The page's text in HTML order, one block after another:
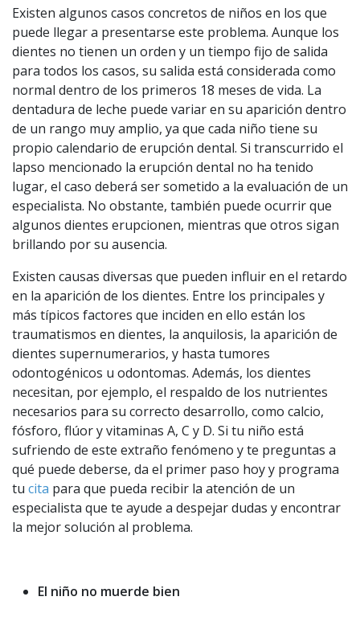
Existen algunos casos concretos de niños en los que
puede llegar a presentarse este problema. Aunque los
dientes no tienen un orden y un tiempo fijo de salida
para todos los casos, su salida está considerada como
normal dentro de los primeros 18 meses de vida. La
dentadura de leche puede variar en su aparición dentro
de un rango muy amplio, ya que cada niño tiene su
propio calendario de erupción dental. Si transcurrido el
lapso mencionado la erupción dental no ha tenido
lugar, el caso deberá ser sometido a la evaluación de un
especialista. No obstante, también puede ocurrir que
algunos dientes erupcionen, mientras que otros sigan
brillando por su ausencia.
Existen causas diversas que pueden influir en el retardo
en la aparición de los dientes. Entre los principales y
más típicos factores que inciden en ello están los
traumatismos en dientes, la anquilosis, la aparición de
dientes supernumerarios, y hasta tumores
odontogénicos u odontomas. Además, los dientes
necesitan, por ejemplo, el respaldo de los nutrientes
necesarios para su correcto desarrollo, como calcio,
fósforo, flúor y vitaminas A, C y D. Si tu niño está
sufriendo de este extraño fenómeno y te preguntas a
qué puede deberse, da el primer paso hoy y programa
tu cita para que pueda recibir la atención de un
especialista que te ayude a despejar dudas y encontrar
la mejor solución al problema.
El niño no muerde bien